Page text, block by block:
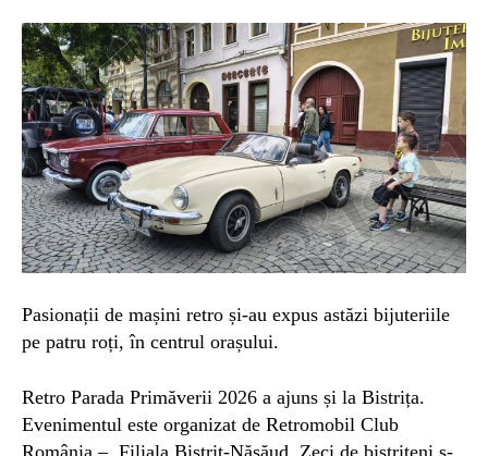
Pasionații de mașini retro și-au expus astăzi bijuteriile
pe patru roți, în centrul orașului.
Retro Parada Primăverii 2026 a ajuns și la Bistrița.
Evenimentul este organizat de Retromobil Club